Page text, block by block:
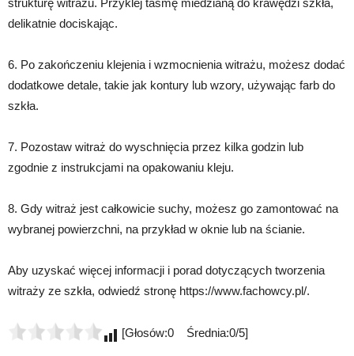
delikatnie dociskając.
6. Po zakończeniu klejenia i wzmocnienia witrażu, możesz dodać
dodatkowe detale, takie jak kontury lub wzory, używając farb do
szkła.
7. Pozostaw witraż do wyschnięcia przez kilka godzin lub
zgodnie z instrukcjami na opakowaniu kleju.
8. Gdy witraż jest całkowicie suchy, możesz go zamontować na
wybranej powierzchni, na przykład w oknie lub na ścianie.
Aby uzyskać więcej informacji i porad dotyczących tworzenia
witraży ze szkła, odwiedź stronę https://www.fachowcy.pl/.
[Głosów:0 Średnia:0/5]